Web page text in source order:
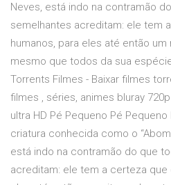
Neves, está indo na contramão
semelhantes acreditam: ele tem
humanos, para eles até então
mesmo que todos da sua
Torrents Filmes - Baixar filmes
filmes , séries, animes bluray
ultra HD Pé Pequeno Pé
criatura conhecida como o
está indo na contramão do que
acreditam: ele tem a certeza que